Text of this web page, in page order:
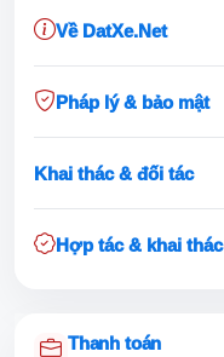
Về DatXe.Net
Pháp lý & bảo mật
Khai thác & đối tác
Hợp tác & khai thác
Thanh toán